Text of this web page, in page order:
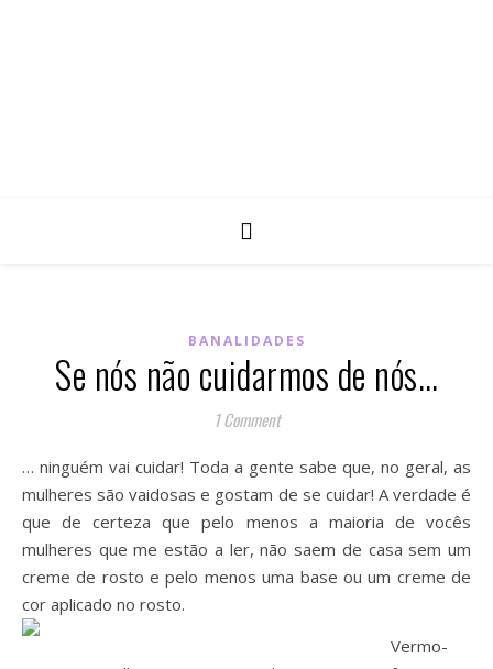
BANALIDADES
Se nós não cuidarmos de nós…
1 Comment
… ninguém vai cuidar! Toda a gente sabe que, no geral, as
mulheres são vaidosas e gostam de se cuidar! A verdade é
que de certeza que pelo menos a maioria de vocês
mulheres que me estão a ler, não saem de casa sem um
creme de rosto e pelo menos uma base ou um creme de
cor aplicado no rosto.
Vermo-